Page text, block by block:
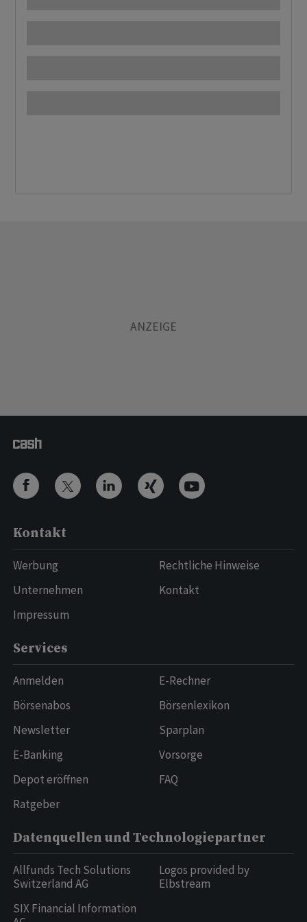
Kontakt
Werbung
Unternehmen
Impressum
Rechtliche Hinweise
Kontakt
Services
Anmelden
Börsenabos
Newsletter
E-Banking
Depot eröffnen
Ratgeber
E-Rechner
Börsenlexikon
Sparplan
Vorsorge
FAQ
Datenquellen und Technologiepartner
Allfunds Tech Solutions
Switzerland AG
SIX Financial Information
Logos provided by
Elbstream